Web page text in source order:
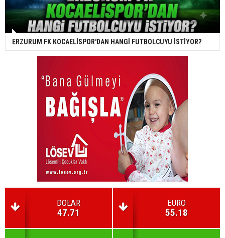
ERZURUM FK KOCAELİSPOR'DAN HANGİ FUTBOLCUYU İSTİYOR?
DOLAR
47.71
EURO
55.18